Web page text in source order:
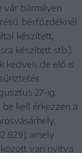
vár bármilyen
bérfőzdéknél
készített,
készített stb.).
kedveli, de elő is
27-ig,
kell érkezzen a
amely
van nyitva.